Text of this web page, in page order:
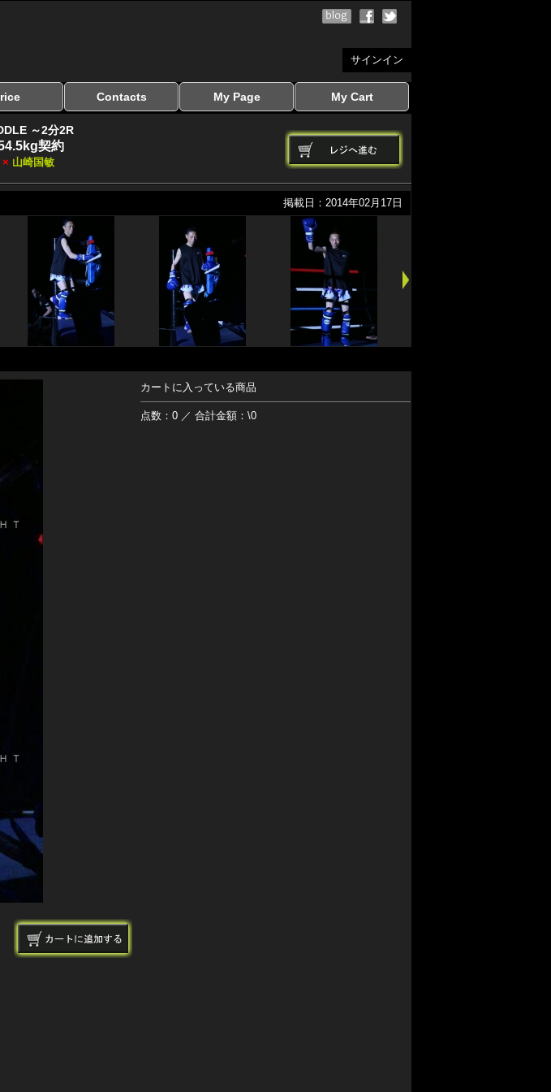
サインイン
方法
Contacts My Page My Cart
カートを見る
～2分2R
契約
× 山崎国敏
掲載日：2014年02月17日
カートに入っている商品
点数：0 ／ 合計金額：\0